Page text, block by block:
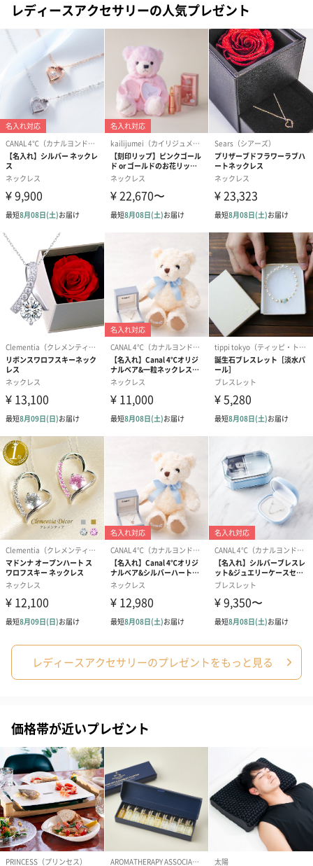
商品オプション情報
お届けボックスオプション
配送用のダンボールを装飾いたします。お相手のご住所に直接お
送りする際に人気のオプションです。お相手に直接手渡しする場
合は、紙袋との併用もおすすめです。
ダンボール装飾（ひま
わり）（720円）
ダンボール装飾（チュ
ーリップ）（720円）
ダンボール装
イトピンク×
ト）（580円）
紙袋
お渡し用の紙袋です。
商品に合わせたサイズをお届けします。
あり（280円）
メッセージカード（通常・写真・グリーティング）
誕生日や結婚祝い・出産祝いなど、様々なシーンのメッセージカ
ードを同梱します。
メッセージカードや封筒のデザインは一部変更する場合がありま
す。
写真付きメッセージカ
ード（680円）
ード（Thank you）ピ
ンク（680円）
Birthday ホワ
刷なし）（
ラッピング
ギフトラッピングを施してお届けします。
レディースアクセサリーの人気プレゼント
レディースアクセサリーのプレゼントをもっと見る
価格帯が近いプレゼント